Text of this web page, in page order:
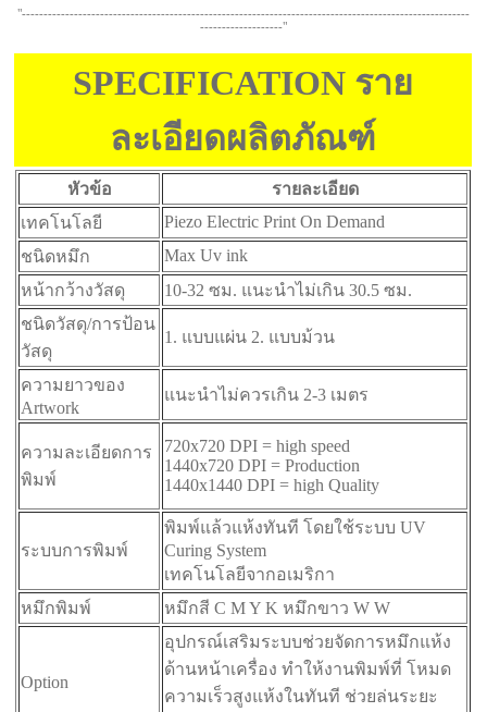
"-------------------------------------------------------------------------------------------------------
-------------------"
SPECIFICATION ราย
ละเอียดผลิตภัณฑ์
หัวข้อ
รายละเอียด
เทคโนโลยี
Piezo Electric Print On Demand
ชนิดหมึก
Max Uv ink
หน้ากว้างวัสดุ
10-32 ซม. แนะนำไม่เกิน 30.5 ซม.
ชนิดวัสดุ/การป้อน
วัสดุ
1. แบบแผ่น 2. แบบม้วน
ความยาวของ
Artwork
แนะนำไม่ควรเกิน 2-3 เมตร
ความละเอียดการ
พิมพ์
720x720 DPI = high speed
1440x720 DPI = Production
1440x1440 DPI = high Quality
ระบบการพิมพ์
พิมพ์แล้วแห้งทันที โดยใช้ระบบ UV
Curing System
เทคโนโลยีจากอเมริกา
หมึกพิมพ์
หมึกสี C M Y K หมึกขาว W W
Option
อุปกรณ์เสริมระบบช่วยจัดการหมึกแห้ง
ด้านหน้าเครื่อง ทำให้งานพิมพ์ที่ โหมด
ความเร็วสูงแห้งในทันที ช่วยล่นระยะ